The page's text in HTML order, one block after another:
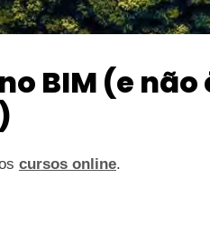
BIM (e não
cursos online.